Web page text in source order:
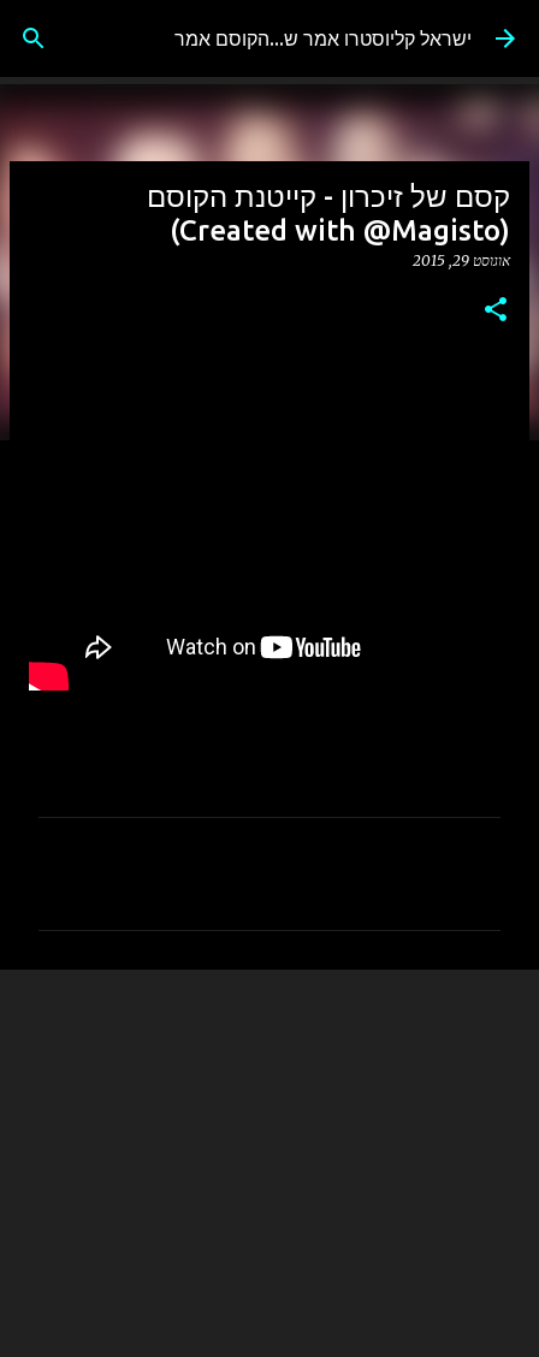
דילוג לתוכן הראשי
ישראל קליוסטרו אמר ש...הקוסם אמר
קסם של זיכרון - קייטנת הקוסם
(Created with @Magisto)
אוגוסט 29, 2015